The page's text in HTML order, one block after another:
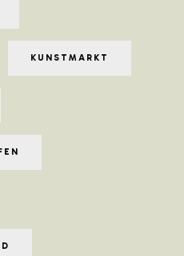
KUNSTMARKT